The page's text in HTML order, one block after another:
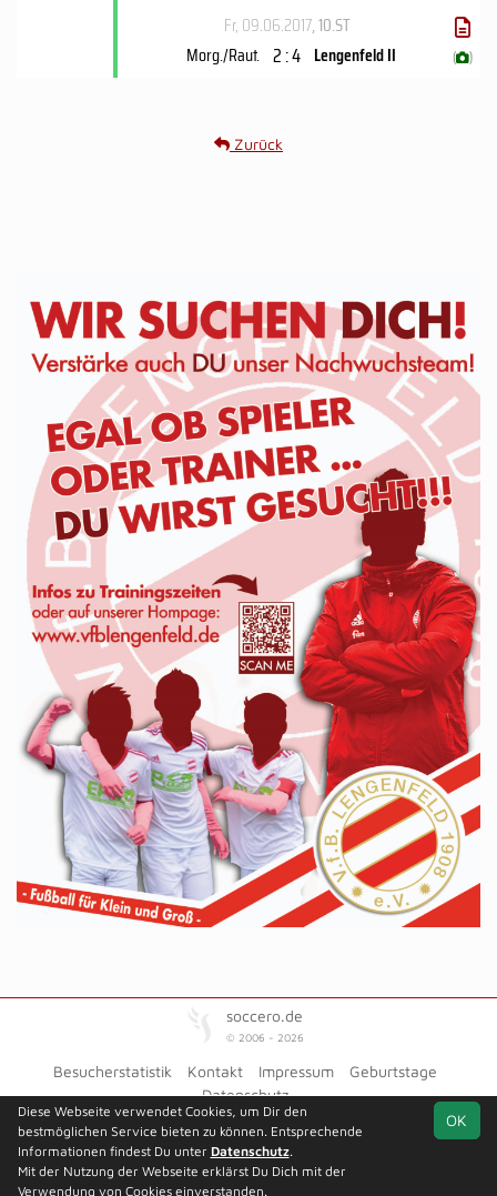
Team
1.
Platzierungsrunde Spielplan
Fr, 09.06.2017, 10.ST
Morg./Raut. 2 : 4 Lengenfeld II ( )
Zurück
soccero.de
© 2006 - 2026
Besucherstatistik Kontakt Impressum
Geburtstage
Datenschutz
OK
Diese Webseite verwendet Cookies, um Dir den
bestmöglichen Service bieten zu können. Entsprechende
Informationen findest Du unter Datenschutz.
Mit der Nutzung der Webseite erklärst Du Dich mit der
Verwendung von Cookies einverstanden.